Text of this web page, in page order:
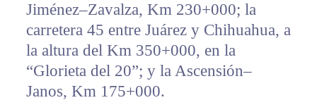
Jiménez–Zavalza, Km 230+000; la
carretera 45 entre Juárez y Chihuahua, a
la altura del Km 350+000, en la
“Glorieta del 20”; y la Ascensión–
Janos, Km 175+000.